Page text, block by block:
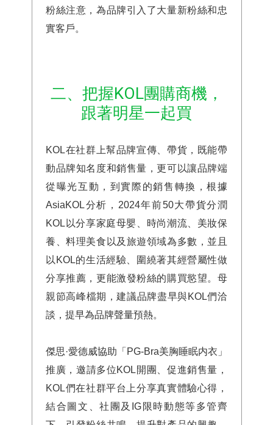
粉絲注意，為品牌引入了大量新粉絲和忠
實客戶。
二、把握KOL團購商機，
跟著明星一起買
KOL在社群上幫品牌宣傳、帶貨，既能帶
動品牌知名度和銷售量，更可以讓品牌端
從曝光互動，到實際的銷售轉換，根據
AsiaKOL分析，2024年前50大帶貨分潤
KOL以分享家庭母嬰、時尚潮流、美妝保
養、料理美食以及旅遊領域為多數，並且
以KOL的生活經驗、圍繞著其經營屬性做
分享推薦，更能激發粉絲的購買慾望。母
親節高峰檔期，建議品牌盡早與KOL們洽
談，提早為品牌聲量預熱。
傑思·愛德威協助「PG-Bra美胸睡眠内衣」
推廣，邀請多位KOL開團、促進銷售量，
KOL們在社群平台上分享真實體驗心得，
結合圖文、社團及IG限時動態等多管齊